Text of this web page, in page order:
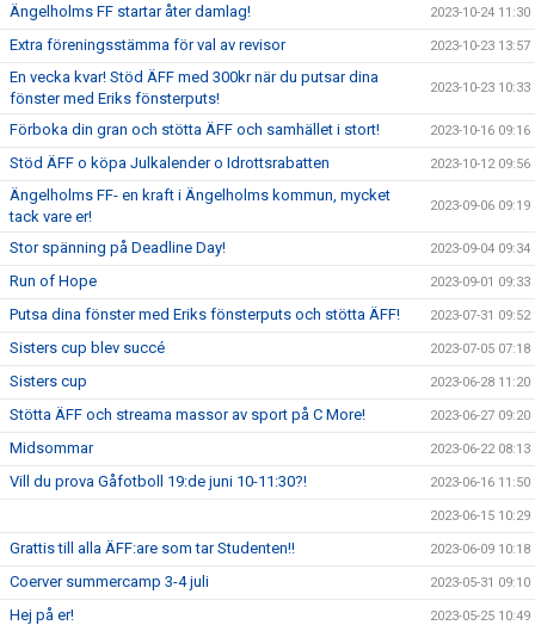
Ängelholms FF startar åter damlag! 2023-10-24 11:30
Extra föreningsstämma för val av revisor 2023-10-23 13:57
En vecka kvar! Stöd ÄFF med 300kr när du putsar dina
fönster med Eriks fönsterputs!
2023-10-23 10:33
Förboka din gran och stötta ÄFF och samhället i stort! 2023-10-16 09:16
Stöd ÄFF o köpa Julkalender o Idrottsrabatten 2023-10-12 09:56
Ängelholms FF- en kraft i Ängelholms kommun, mycket
tack vare er!
2023-09-06 09:19
Stor spänning på Deadline Day! 2023-09-04 09:34
Run of Hope 2023-09-01 09:33
Putsa dina fönster med Eriks fönsterputs och stötta ÄFF! 2023-07-31 09:52
Sisters cup blev succé 2023-07-05 07:18
Sisters cup 2023-06-28 11:20
Stötta ÄFF och streama massor av sport på C More! 2023-06-27 09:20
Midsommar 2023-06-22 08:13
Vill du prova Gåfotboll 19:de juni 10-11:30?! 2023-06-16 11:50
2023-06-15 10:29
Grattis till alla ÄFF:are som tar Studenten!! 2023-06-09 10:18
Coerver summercamp 3-4 juli 2023-05-31 09:10
Hej på er! 2023-05-25 10:49